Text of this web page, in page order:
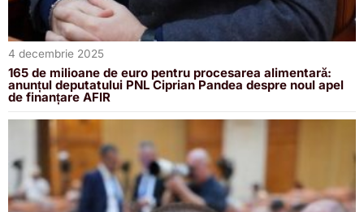
4 decembrie 2025
165 de milioane de euro pentru procesarea alimentară:
anunțul deputatului PNL Ciprian Pandea despre noul apel
de finanțare AFIR